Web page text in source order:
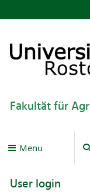
Fakultät für
Menu
User login